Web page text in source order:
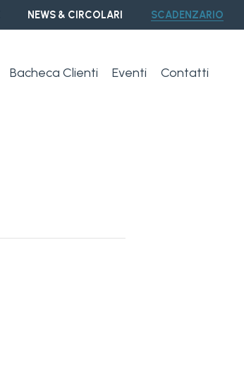
NEWS & CIRCOLARI SCADENZARIO
Bacheca Clienti Eventi Contatti